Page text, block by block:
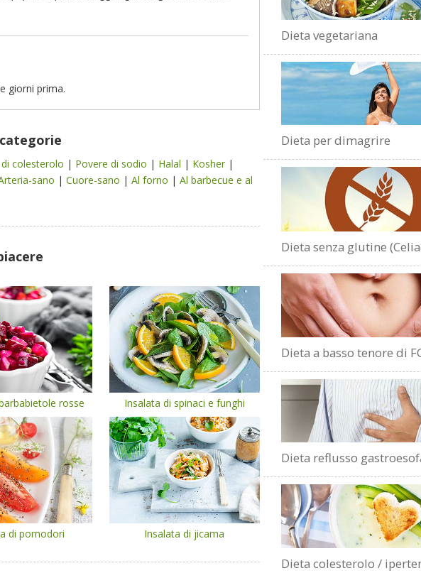
giorni prima.
colesterolo | Povere di sodio | Halal | Kosher |
sano | Cuore-sano | Al forno | Al barbecue e al
rosse Insalata di spinaci e funghi
di pomodori Insalata di jicama
Dieta vegetariana
Dieta per dimagrire
Dieta senza glutine
Dieta a basso tenore di
Dieta reflusso
Dieta colesterolo /